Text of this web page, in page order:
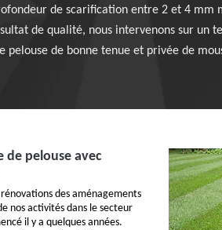
de scarification entre 2 et 4
de qualité, nous intervenons sur
pelouse de bonne tenue et privée de
de pelouse avec
des aménagements
nos activités dans le secteur
il y a quelques années.